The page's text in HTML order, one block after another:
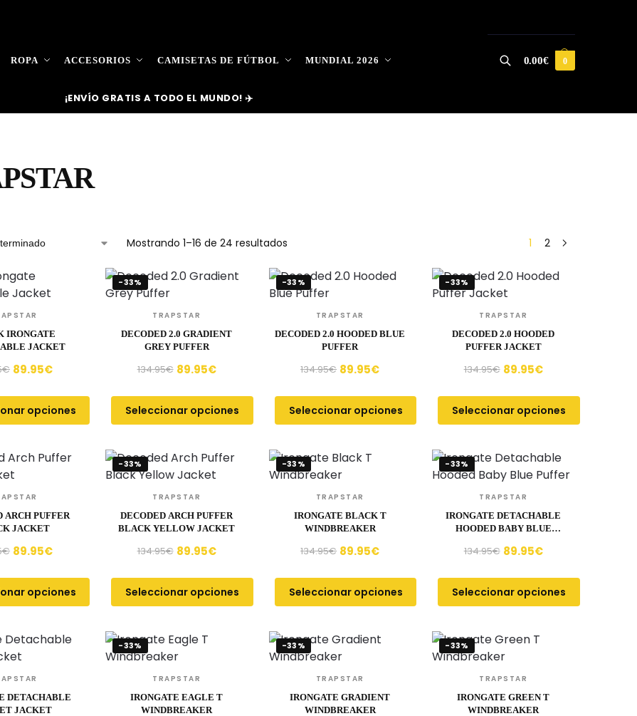
ROPA ACCESORIOS CAMISETAS DE FÚTBOL MUNDIAL 2026 0.00€ 0
¡ENVÍO GRATIS A TODO EL MUNDO! ✈️
Mostrando 1–16 de 24 resultados 1 2
IRONGATE
JACKET
€ 89.95€
opciones
-33%
TRAPSTAR
DECODED 2.0 GRADIENT
GREY PUFFER
134.95€ 89.95€
Seleccionar opciones
-33%
TRAPSTAR
DECODED 2.0 HOODED BLUE
PUFFER
134.95€ 89.95€
Seleccionar opciones
-33%
TRAPSTAR
DECODED 2.0 HOODED
PUFFER JACKET
134.95€ 89.95€
Seleccionar opciones
ARCH PUFFER
JACKET
€ 89.95€
opciones
-33%
TRAPSTAR
DECODED ARCH PUFFER
BLACK YELLOW JACKET
134.95€ 89.95€
Seleccionar opciones
-33%
TRAPSTAR
IRONGATE BLACK T
WINDBREAKER
134.95€ 89.95€
Seleccionar opciones
-33%
TRAPSTAR
IRONGATE DETACHABLE
HOODED BABY BLUE
134.95€ 89.95€
Seleccionar opciones
DETACHABLE
JACKET
-33%
TRAPSTAR
IRONGATE EAGLE T
WINDBREAKER
-33%
TRAPSTAR
IRONGATE GRADIENT
WINDBREAKER
-33%
TRAPSTAR
IRONGATE GREEN T
WINDBREAKER